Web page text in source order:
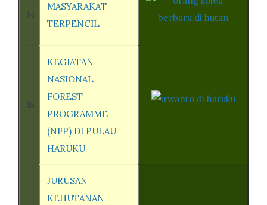
14
MASYARAKAT
TERPENCIL
15
KEGIATAN
NASIONAL
FOREST
PROGRAMME
(NFP) DI PULAU
HARUKU
JURUSAN
KEHUTANAN